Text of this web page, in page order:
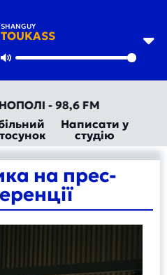
SHANGUY
TOUKASS
- 98,6 FM
Написати у
студію
на прес-